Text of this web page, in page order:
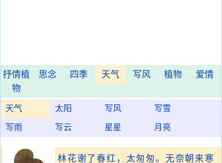
抒情植
物
思念 四季 天气 写风 植物 爱情
天气 太阳 写风
写雪
写雨
写云 星星 月亮
林花谢了春红，太匆匆。无奈朝来寒